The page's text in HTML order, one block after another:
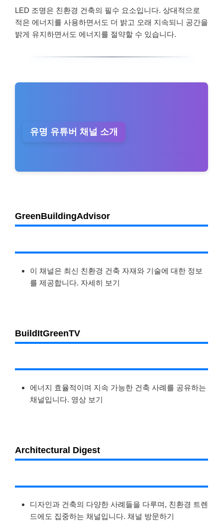
LED 조명은 친환경 건축의 필수 요소입니다. 상대적으로
적은 에너지를 사용하면서도 더 밝고 오래 지속되니 공간을
밝게 유지하면서도 에너지를 절약할 수 있습니다.
유명 유튜버 채널 소개
GreenBuildingAdvisor
이 채널은 최신 친환경 건축 자재와 기술에 대한 정보
를 제공합니다. 자세히 보기
BuildItGreenTV
에너지 효율적이며 지속 가능한 건축 사례를 공유하는
채널입니다. 영상 보기
Architectural Digest
디자인과 건축의 다양한 사례들을 다루며, 친환경 트렌
드에도 집중하는 채널입니다. 채널 방문하기